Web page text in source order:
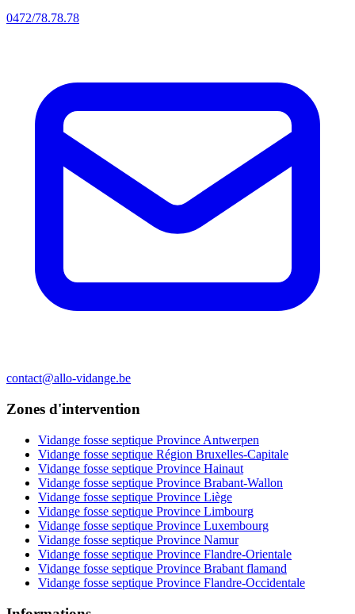
0472/78.78.78
contact@allo-vidange.be
Zones d'intervention
Vidange fosse septique Province Antwerpen
Vidange fosse septique Région Bruxelles-Capitale
Vidange fosse septique Province Hainaut
Vidange fosse septique Province Brabant-Wallon
Vidange fosse septique Province Liège
Vidange fosse septique Province Limbourg
Vidange fosse septique Province Luxembourg
Vidange fosse septique Province Namur
Vidange fosse septique Province Flandre-Orientale
Vidange fosse septique Province Brabant flamand
Vidange fosse septique Province Flandre-Occidentale